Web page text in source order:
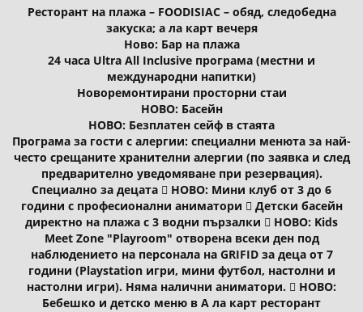
Ресторант на плажа – FOODISIAC – обяд, следобедна
закуска; а ла карт вечеря
Ново: Бар на плажа
24 часа Ultra All Inclusive програма (местни и
международни напитки)
Новоремонтирани просторни стаи
НОВО: Басейн
НОВО: Безплатен сейф в стаята
Програма за гости с алергии: специални менюта за най-
често срещаните хранителни алергии (по заявка и след
предварително уведомяване при резервация).
Специално за децата  НОВО: Мини клуб от 3 до 6
години с професионални аниматори  Детски басейн
директно на плажа с 3 водни пързалки  НОВО: Kids
Meet Zone "Playroom" отворена всеки ден под
наблюдението на персонала на GRIFID за деца от 7
години (Playstation игри, мини футбол, настолни и
настолни игри). Няма налични аниматори.  НОВО:
Бебешко и детско меню в А ла карт ресторант